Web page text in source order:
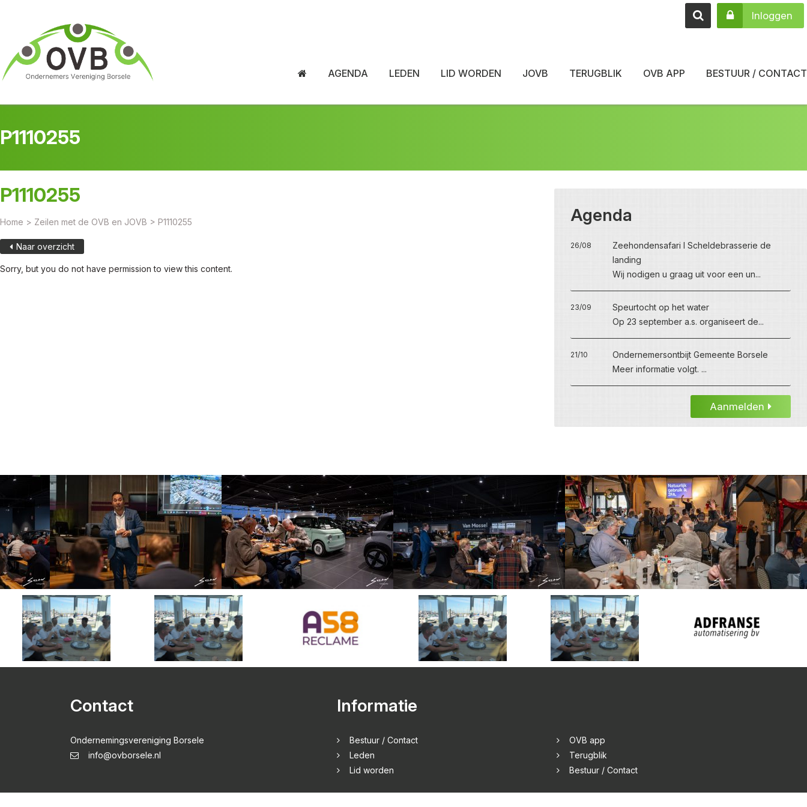
Inloggen
AGENDA LEDEN LID WORDEN JOVB TERUGBLIK OVB APP BESTUUR / CONTACT
P1110255
P1110255
Home > Zeilen met de OVB en JOVB > P1110255
Naar overzicht
Sorry, but you do not have permission to view this content.
Agenda
26/08
Zeehondensafari I Scheldebrasserie de
landing
Wij nodigen u graag uit voor een un...
23/09
Speurtocht op het water
Op 23 september a.s. organiseert de...
21/10
Ondernemersontbijt Gemeente Borsele
Meer informatie volgt. ...
Aanmelden
Contact
Ondernemingsvereniging Borsele
info@ovborsele.nl
Informatie
Bestuur / Contact
Leden
Lid worden
OVB app
Terugblik
Bestuur / Contact